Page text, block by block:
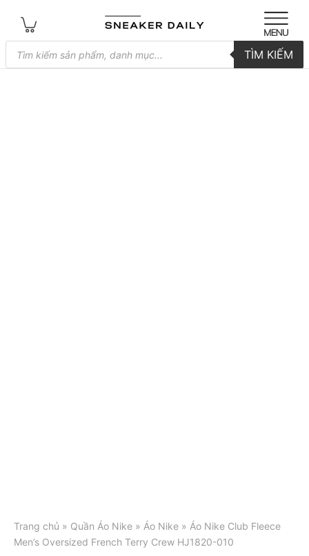
Tìm
kiếm
sản
TÌM KIẾM
Trang chủ » Quần Áo Nike » Áo Nike » Áo Nike Club Fleece
Men’s Oversized French Terry Crew HJ1820-010